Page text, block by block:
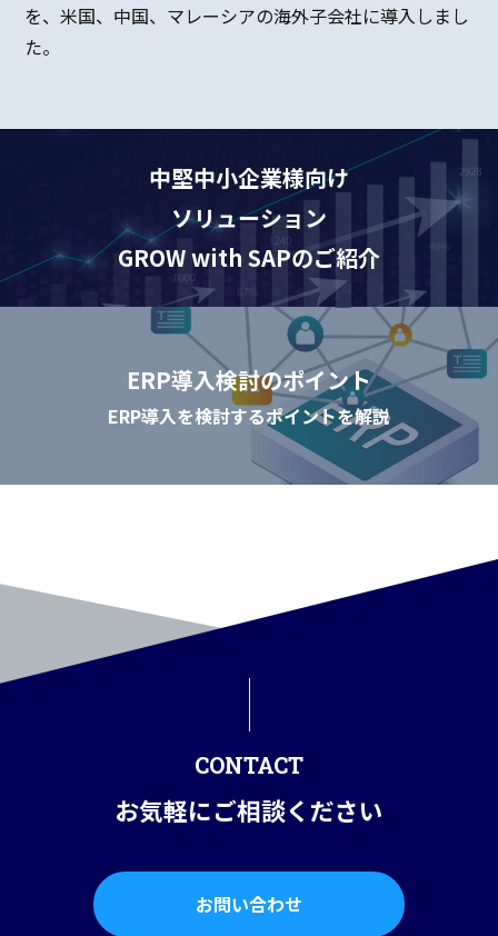
を、米国、中国、マレーシアの海外子会社に導入しまし
た。
中堅中小企業様向け​
ソリューション​
​GROW with SAPのご紹介​
ERP導入検討のポイント
ERP導入を検討するポイントを解説
CONTACT
お気軽にご相談ください
お問い合わせ